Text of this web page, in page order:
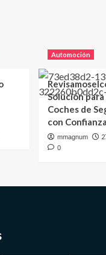
Automoción
Solución
Coches de
con Confianza
mmagnum
0